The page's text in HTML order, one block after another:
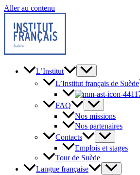
Aller au contenu
L’Institut
L’Institut français de Suède
FAQ
Nos missions
Nos partenaires
Contacts
Emplois et stages
Tour de Suède
Langue française